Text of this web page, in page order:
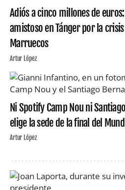
Adiós a cinco millones de
amistoso en Tánger por la
Marruecos
Artur López
Ni Spotify Camp Nou ni
elige la sede de la final del
Artur López